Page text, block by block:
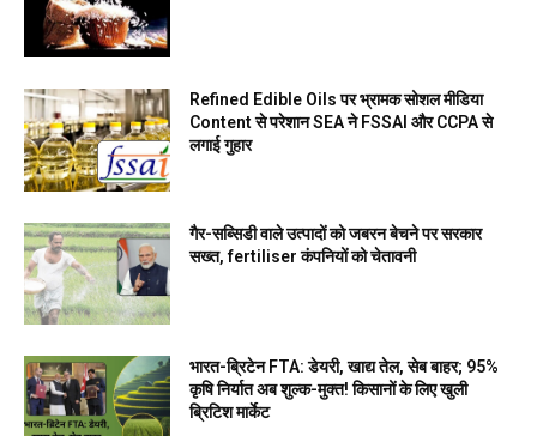
Refined Edible Oils पर भ्रामक सोशल मीडिया
Content से परेशान SEA ने FSSAI और CCPA से
लगाई गुहार
गैर-सब्सिडी वाले उत्पादों को जबरन बेचने पर सरकार
सख्त, fertiliser कंपनियों को चेतावनी
भारत-ब्रिटेन FTA: डेयरी, खाद्य तेल, सेब बाहर; 95%
कृषि निर्यात अब शुल्क-मुक्त! किसानों के लिए खुली
ब्रिटिश मार्केट